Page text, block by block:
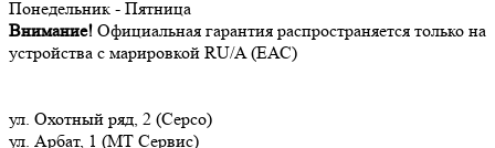
Понедельник - Пятница
Внимание! Официальная гарантия распространяется только на
устройства с марировкой RU/A (ЕАС)
ул. Охотный ряд, 2 (Серсо)
ул. Арбат, 1 (МТ Сервис)